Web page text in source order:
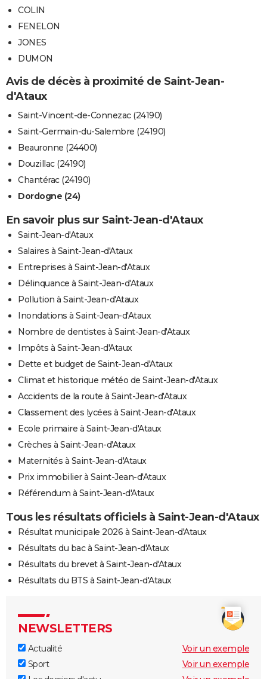
COLIN
FENELON
JONES
DUMON
Avis de décès à proximité de Saint-Jean-
d'Ataux
Saint-Vincent-de-Connezac (24190)
Saint-Germain-du-Salembre (24190)
Beauronne (24400)
Douzillac (24190)
Chantérac (24190)
Dordogne (24)
En savoir plus sur Saint-Jean-d'Ataux
Saint-Jean-d'Ataux
Salaires à Saint-Jean-d'Ataux
Entreprises à Saint-Jean-d'Ataux
Délinquance à Saint-Jean-d'Ataux
Pollution à Saint-Jean-d'Ataux
Inondations à Saint-Jean-d'Ataux
Nombre de dentistes à Saint-Jean-d'Ataux
Impôts à Saint-Jean-d'Ataux
Dette et budget de Saint-Jean-d'Ataux
Climat et historique météo de Saint-Jean-d'Ataux
Accidents de la route à Saint-Jean-d'Ataux
Classement des lycées à Saint-Jean-d'Ataux
Ecole primaire à Saint-Jean-d'Ataux
Crèches à Saint-Jean-d'Ataux
Maternités à Saint-Jean-d'Ataux
Prix immobilier à Saint-Jean-d'Ataux
Référendum à Saint-Jean-d'Ataux
Tous les résultats officiels à Saint-Jean-d'Ataux
Résultat municipale 2026 à Saint-Jean-d'Ataux
Résultats du bac à Saint-Jean-d'Ataux
Résultats du brevet à Saint-Jean-d'Ataux
Résultats du BTS à Saint-Jean-d'Ataux
NEWSLETTERS
Actualité
Voir un exemple
Sport
Voir un exemple